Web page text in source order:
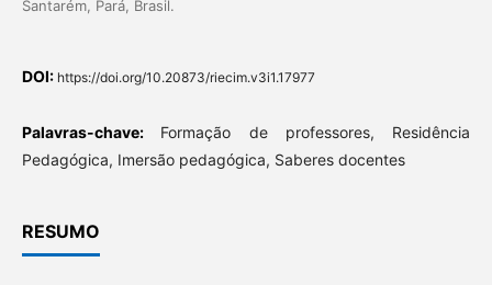
Santarém, Pará, Brasil.
DOI: https://doi.org/10.20873/riecim.v3i1.17977
Palavras-chave: Formação de professores, Residência
Pedagógica, Imersão pedagógica, Saberes docentes
RESUMO